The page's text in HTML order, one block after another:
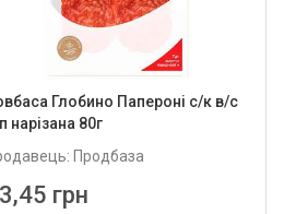
Глобино Папероні с/к в/с
нарізана 80г
Продбаза
грн